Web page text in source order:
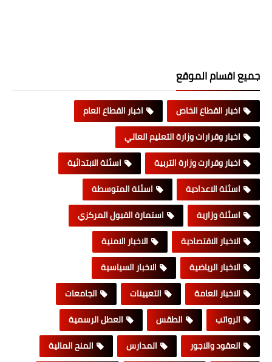
جميع اقسام الموقع
اخبار القطاع الخاص
اخبار القطاع العام
اخبار وقرارات وزارة التعليم العالي
اخبار وقرارت وزارة التربية
اسئلة الابتدائية
اسئلة الاعدادية
اسئلة المتوسطة
اسئلة وزارية
استمارة القبول المركزي
الاخبار الاقتصادية
الاخبار الامنية
الاخبار الرياضية
الاخبار السياسية
الاخبار العامة
التعيينات
الجامعات
الرواتب
الطقس
العطل الرسمية
العقود والاجور
المدارس
المنح المالية